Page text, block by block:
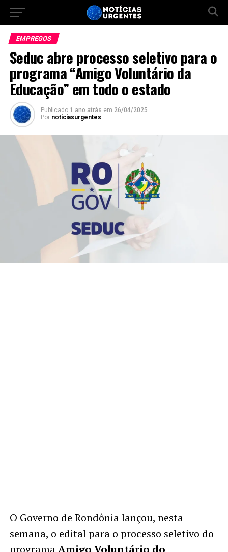
EMPREGOS
Seduc abre processo seletivo para o
programa “Amigo Voluntário da
Educação” em todo o estado
Publicado 1 ano atrás em 26/04/2025
Por noticiasurgentes
O Governo de Rondônia lançou, nesta
semana, o edital para o processo seletivo do
programaAmigo Voluntário do